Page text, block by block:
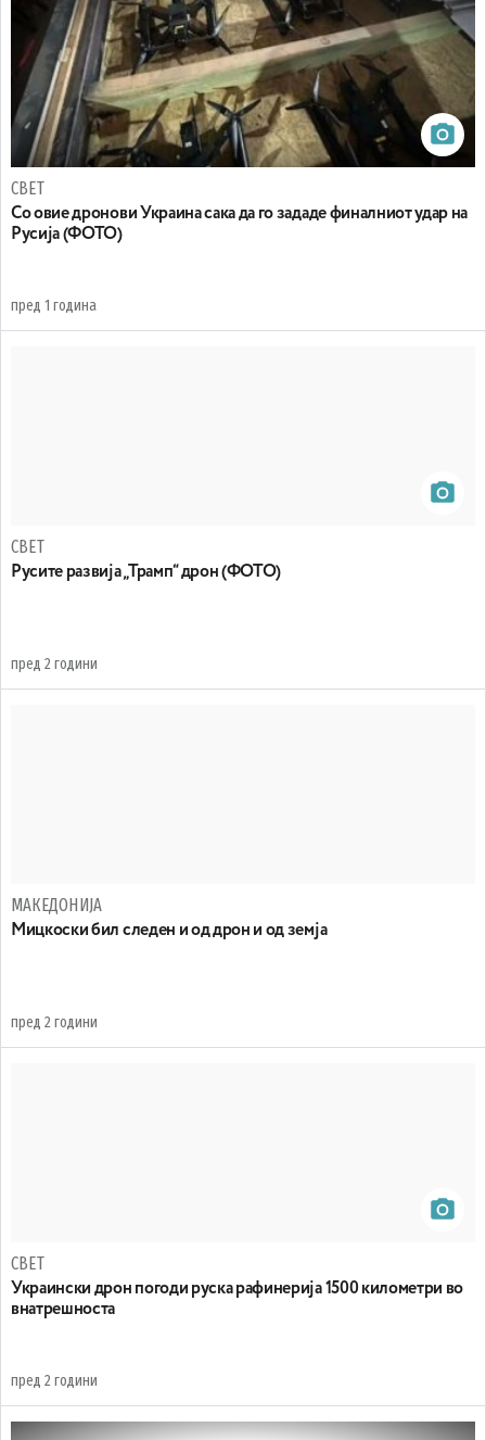
СВЕТ
Со овие дронови Украина сака да го зададе финалниот удар на
Русија (ФОТО)
пред 1 година
СВЕТ
Русите развија „Трамп“ дрон (ФОТО)
пред 2 години
МАКЕДОНИЈА
Мицкоски бил следен и од дрон и од земја
пред 2 години
СВЕТ
Украински дрон погоди руска рафинерија 1500 километри во
внатрешноста
пред 2 години